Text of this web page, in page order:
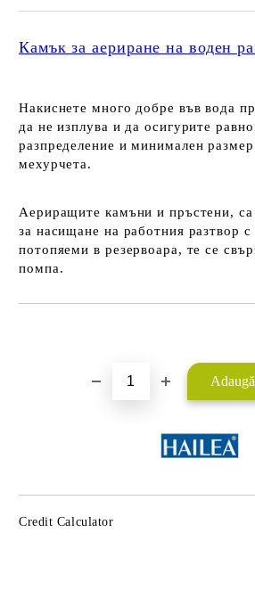
Камък за аериране на воден
Накиснете много добре във вода
да не изплува и да осигурите
разпределение и минимален
мехурчета.
Аериращите камъни и пръстени, са
за насищане на работния разтвор
потопяеми в резервоара, те се
помпа.
Credit Calculator